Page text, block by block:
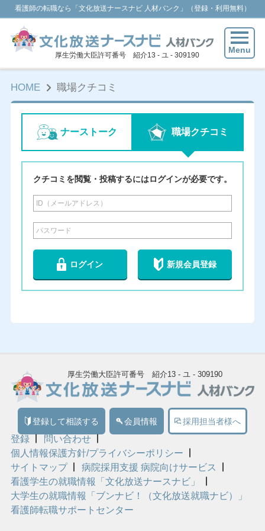
看護師の転職なら「文化放送ナースナビ 人材バンク」（登録・利用無料）
厚生労働大臣許可番号 紹介13 - ユ - 309190
Menu
HOME 職場クチコミ
ナーストーク 職場クチコミ
クチコミを閲覧・投稿するにはログインが必要です。
ログイン 新規会員登録
厚生労働大臣許可番号 紹介13 - ユ - 309190
登録して相談する 会員情報 採用担当者様へ
登録
問い合わせ
個人情報保護方針/プライバシーポリシー
サイトマップ
病院採用支援 病院向けサービス
看護学生の就職情報「文化放送ナースナビ」
大学生の就職情報「ブンナビ！（文化放送就職ナビ）」
看護師転職サポートセンター